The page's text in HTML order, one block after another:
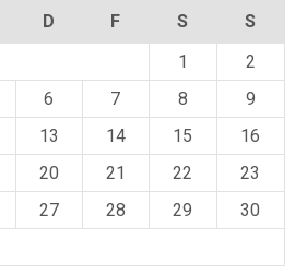
D F S
S
1
2
6 7 8
9
13 14 15
16
20 21 22
23
27 28 29
30